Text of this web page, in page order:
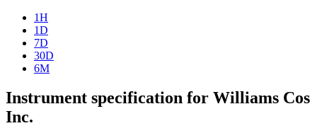
1H
1D
7D
30D
6M
Instrument specification for Williams Cos
Inc.